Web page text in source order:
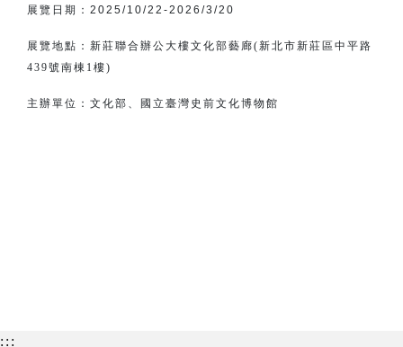
展覽日期： 2025/10/22-2026/3/20
展覽地點：新莊聯合辦公大樓文化部藝廊(新北市新莊區中平路
439號南棟1樓)
主辦單位： 文化部、 國立臺灣史前文化博物館
:::